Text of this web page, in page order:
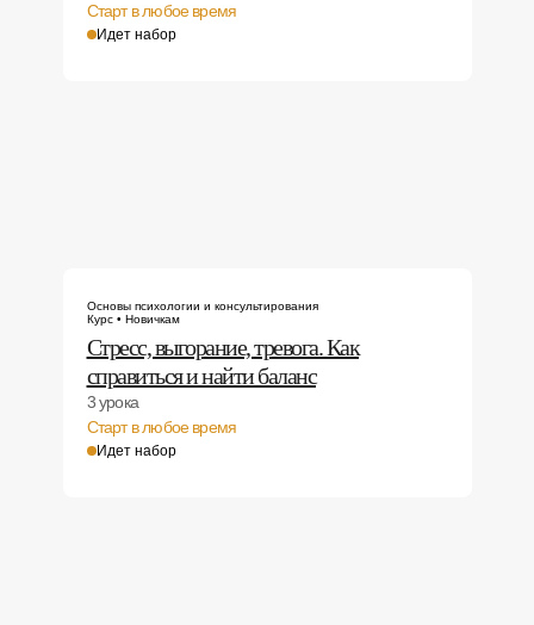
Старт в любое время
Идет набор
Основы психологии и консультирования
Курс • Новичкам
Стресс, выгорание, тревога. Как
справиться и найти баланс
3 урока
Старт в любое время
Идет набор